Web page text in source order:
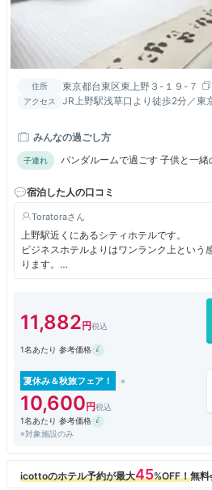
住所 東京都台東区東上野３-１９-７
アクセス
JR上野駅浅草口より徒歩2分／東
みんなの過ごし方
子連れ パンダルームで過ごす 子供と一
宿泊した人の口コミ
Toratora
上野駅近くにあるシティホテルです。
ビジネスホテルよりはワンランク上という
ります。
場所は東上野の昭和通りと浅草上野通りの
までパンダのぬいぐるみが出迎えてくれま
11,882
1名あたり 参考価格
夏休み＆秋旅フェア！
10,600
1名あたり 参考価格
※対象施設のみ